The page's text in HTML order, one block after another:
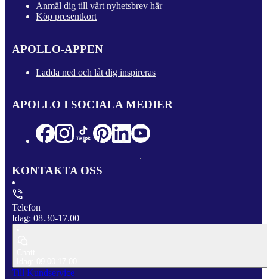
Anmäl dig till vårt nyhetsbrev här
Köp presentkort
APOLLO-APPEN
Ladda ned och låt dig inspireras
APOLLO I SOCIALA MEDIER
KONTAKTA OSS
Telefon
Idag: 08.30-17.00
Till Kundservice